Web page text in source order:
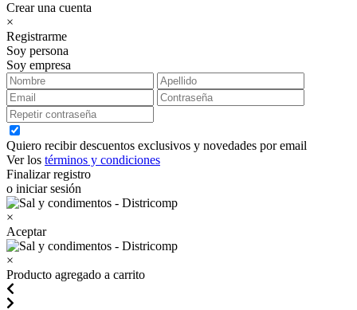
Crear una cuenta
×
Registrarme
Soy persona
Soy empresa
Quiero recibir descuentos exclusivos y novedades por email
Ver los términos y condiciones
Finalizar registro
o iniciar sesión
×
Aceptar
×
Producto agregado a carrito